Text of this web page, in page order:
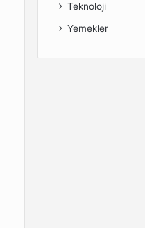
Teknoloji
Yemekler